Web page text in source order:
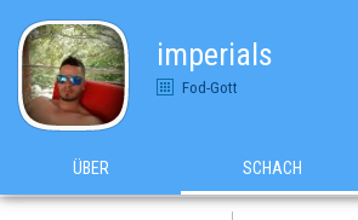
imperials
Fod-Gott
ÜBER SCHACH